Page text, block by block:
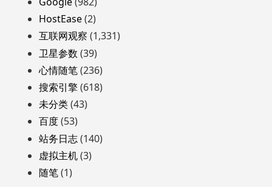
HostEase(2)
互联网观察 (1,331)
卫星参数 (39)
心情随笔(236)
搜索引擎(618)
未分类(43)
百度(53)
站务日志(140)
虚拟主机(3)
随笔(1)